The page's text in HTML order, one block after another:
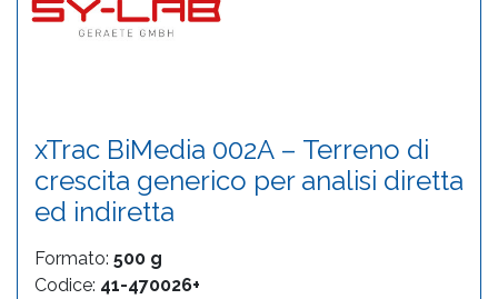
xTrac BiMedia 002A – Terreno di
crescita generico per analisi diretta
ed indiretta
Formato: 500 g
Codice: 41-470026+